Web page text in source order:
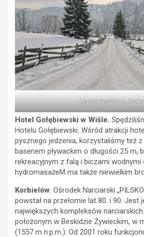
Agroturystyka u Janka
Hotel Gołębiewski w Wiśle.
Hotelu Gołębiewski. Wśród atrakcji
pysznego jedzenia, korzystaliśmy też
basenem pływackim o długości 25 m,
rekreacyjnym z falą i biczami wodnymi
hydromasażeM ma także niewielkim
Korbielów . Ośrodek Narciarski
powstał na przełomie lat 80. i 90. Jest
największych kompleksów
położonym w Beskidzie Żywieckim, w
(1557 m n.p.m.). Od 2001 roku